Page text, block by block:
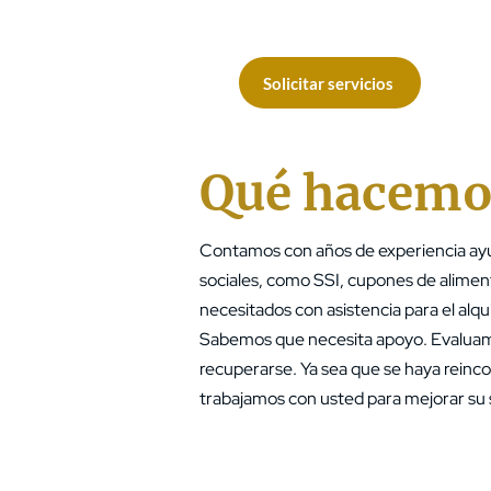
Solicitar servicios
Qué
Contamos con años de experiencia
sociales, como SSI, cupones de
necesitados con asistencia para el
Sabemos que necesita apoyo.
recuperarse. Ya sea que se haya
trabajamos con usted para mejorar